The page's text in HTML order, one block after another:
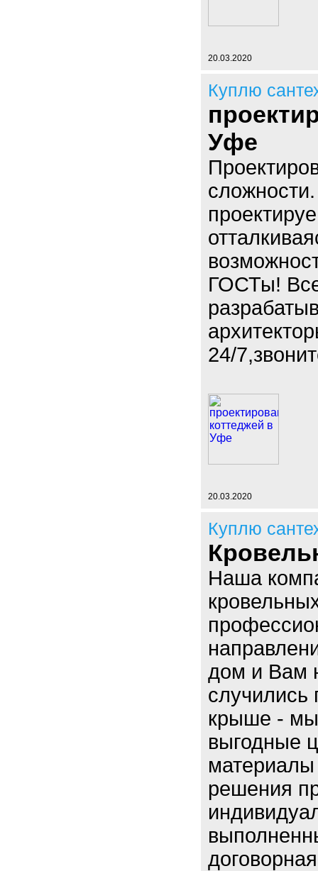
20.03.2020
Куплю
Уфе
ГОСТы!
24/
20.03.2020
Куплю
Наша
дом и Вам
случились
крыше -
выгодные
решения